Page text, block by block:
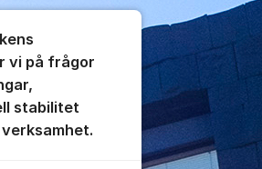
vi på frågor
stabilitet